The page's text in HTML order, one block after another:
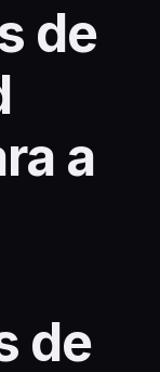
de
a
de